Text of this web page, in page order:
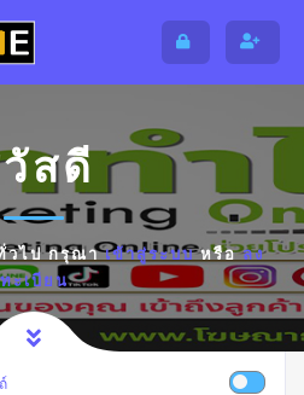
สดี
วไปกรุณาเข้าสู่ระบบหรือลง
ทะเบียน